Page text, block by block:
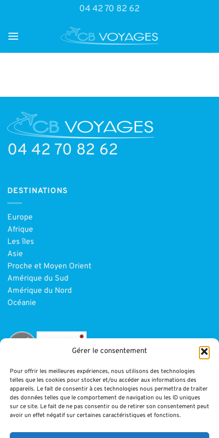
Gérer le consentement
Pour offrir les meilleures expériences, nous utilisons des technologies
telles que les cookies pour stocker et/ou accéder aux informations des
appareils. Le fait de consentir à ces technologies nous permettra de traiter
des données telles que le comportement de navigation ou les ID uniques
sur ce site. Le fait de ne pas consentir ou de retirer son consentement peut
avoir un effet négatif sur certaines caractéristiques et fonctions.
04 42 70 82 62
04 42 70 82 62
DESTINATIONS
Europe
Afrique
Les îles
Asie
Proche et Moyen Orient
Amérique du Sud
Amérique du Nord
Océanie
INFORMATIONS
Paiement